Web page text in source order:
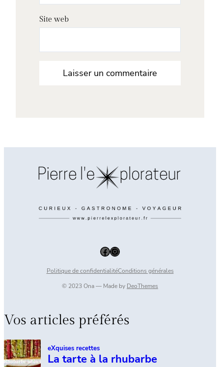
Site web
Facebook Instagram
Politique de confidentialitéConditions générales
© 2023 Ona — Made by DeoThemes
Vos articles préférés